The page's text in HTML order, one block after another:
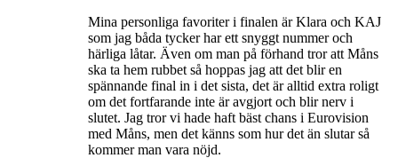
Mina personliga favoriter i finalen är Klara och KAJ
som jag båda tycker har ett snyggt nummer och
härliga låtar. Även om man på förhand tror att Måns
ska ta hem rubbet så hoppas jag att det blir en
spännande final in i det sista, det är alltid extra roligt
om det fortfarande inte är avgjort och blir nerv i
slutet. Jag tror vi hade haft bäst chans i Eurovision
med Måns, men det känns som hur det än slutar så
kommer man vara nöjd.